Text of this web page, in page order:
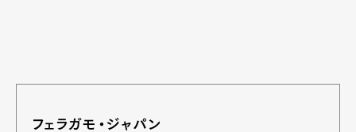
フェラガモ・ジャパン